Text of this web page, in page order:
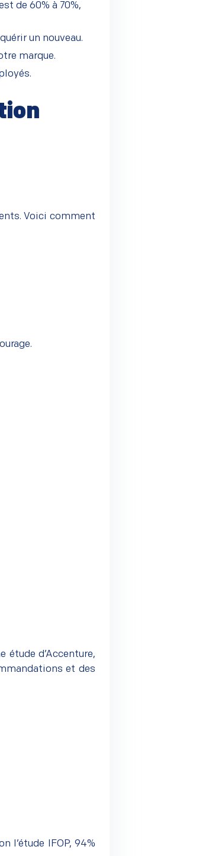
de 60% à 70%,
un nouveau.
marque.
Voici comment
étude d’Accenture,
et des
l’étude IFOP, 94%